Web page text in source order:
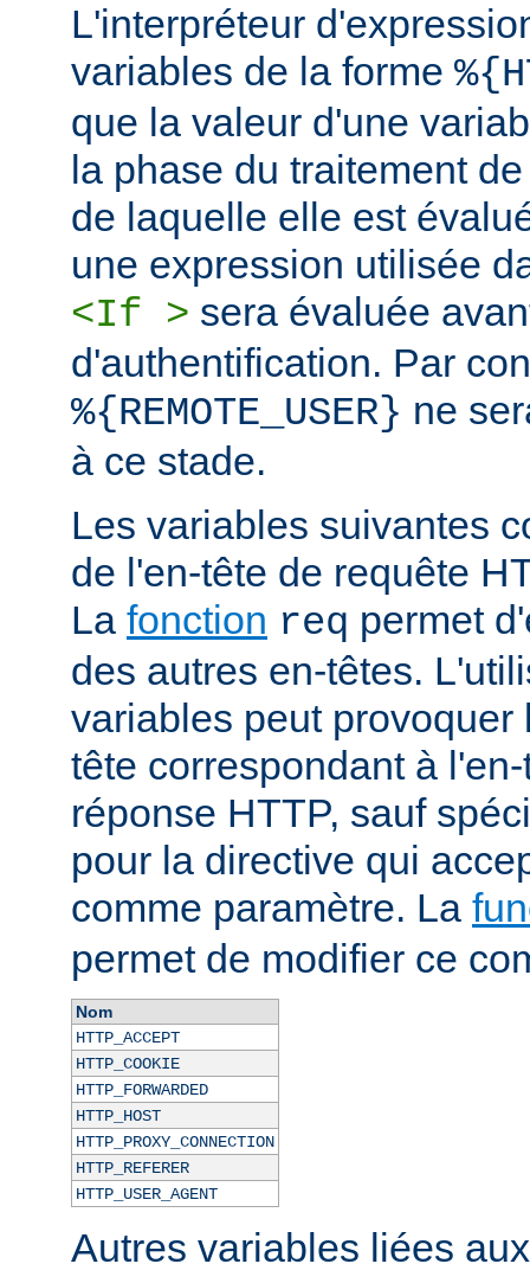
L'interpréteur
variables de la forme
que la valeur d'une
la phase du traitement
de laquelle elle est
une expression utilisée
<If > sera évaluée
d'authentification. Par
%{REMOTE_USER} ne
à ce stade.
Les variables suivantes
de l'en-tête de requête
La fonction req permet
des autres en-têtes.
variables peut provoquer
tête correspondant à
réponse HTTP, sauf
pour la directive qui
comme paramètre. La
permet de modifier ce
Nom
HTTP_ACCEPT
HTTP_COOKIE
HTTP_FORWARDED
HTTP_HOST
HTTP_PROXY_CONNECTION
HTTP_REFERER
HTTP_USER_AGENT
Autres variables liées